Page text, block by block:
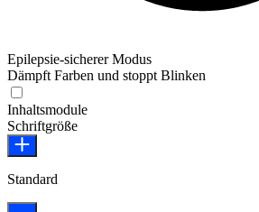
Epilepsie-sicherer Modus
Dämpft Farben und stoppt Blinken
Inhaltsmodule
Schriftgröße
Standard